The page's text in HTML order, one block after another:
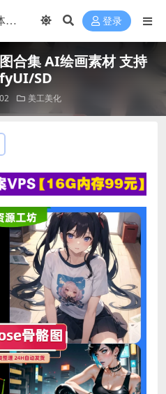
登录
合集 AI绘画素材 支持
SD
美工美化